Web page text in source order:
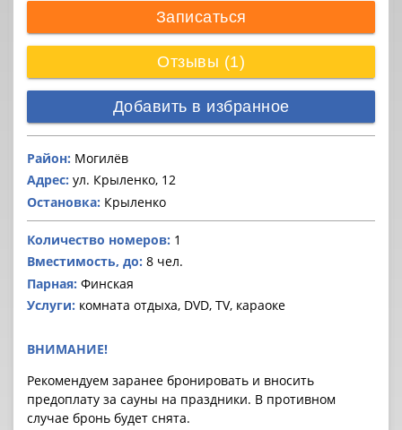
Записаться
Отзывы (1)
Добавить в избранное
Район: Могилёв
Адрес: ул. Крыленко, 12
Остановка: Крыленко
Количество номеров: 1
Вместимость, до: 8 чел.
Парная: Финская
Услуги: комната отдыха, DVD, TV, караоке
ВНИМАНИЕ!
Рекомендуем заранее бронировать и вносить
предоплату за cауны на праздники. В противном
случае бронь будет снята.